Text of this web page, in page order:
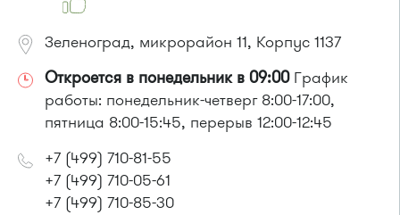
Зеленоград, микрорайон 11, Корпус 1137
Откроется в понедельник в 09:00График
работы: понедельник-четверг 8:00-17:00,
пятница 8:00-15:45, перерыв 12:00-12:45
+7 (499) 710-81-55
+7 (499) 710-05-61
+7 (499) 710-85-30